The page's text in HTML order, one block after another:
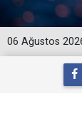
06 Ağustos